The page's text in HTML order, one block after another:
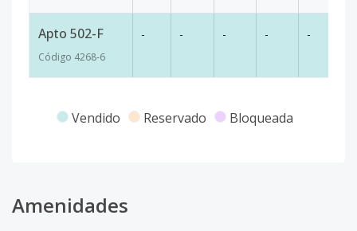
Apto 502-F
Código 4268-6
- - - - -
Vendido Reservado Bloqueada
Amenidades